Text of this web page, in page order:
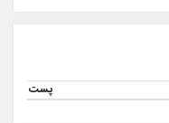
پست